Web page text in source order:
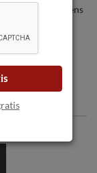
inglés del Sapiens
y Ferran